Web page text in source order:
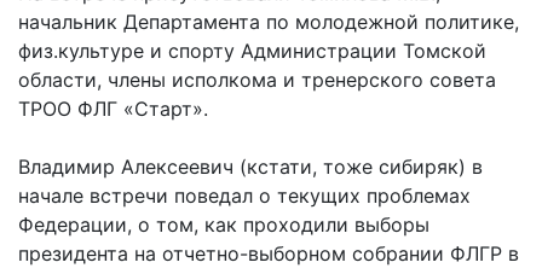
начальник Департамента по молодежной политике,
физ.культуре и спорту Администрации Томской
области, члены исполкома и тренерского совета
ТРОО ФЛГ «Старт».
Владимир Алексеевич (кстати, тоже сибиряк) в
начале встречи поведал о текущих проблемах
Федерации, о том, как проходили выборы
президента на отчетно-выборном собрании ФЛГР в